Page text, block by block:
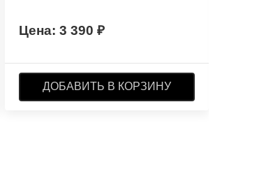
3 390
ДОБАВИТЬ В КОРЗИНУ